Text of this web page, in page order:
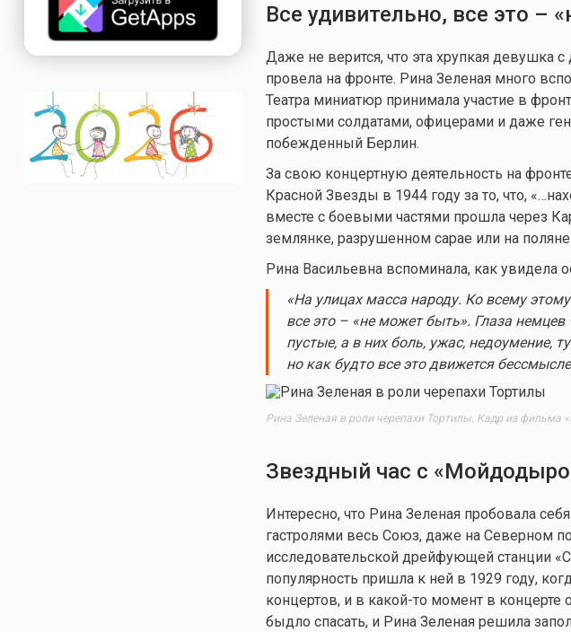
Все удивительно, все это –
Даже не верится, что эта хрупкая девушка
провела на фронте. Рина Зеленая много
Театра миниатюр принимала участие в
простыми солдатами, офицерами и даже
побежденный Берлин.
За свою концертную деятельность на
Красной Звезды в 1944 году за то, что,
вместе с боевыми частями прошла через
землянке, разрушенном сарае или на
Рина Васильевна вспоминала, как увидела
«На улицах масса народу. Ко всему
все это – «не может быть». Глаза
пустые, а в них боль, ужас, недоумение,
но как будто все это движется
Рина Зеленая в роли черепахи Тортилы. Кадр из фильма
Звездный час с «
Интересно, что Рина Зеленая пробовала
гастролями весь Союз, даже на Северном
исследовательской дрейфующей станции
популярность пришла к ней в 1929 году,
концертов, и в какой-то момент в концерте
быдло спасать, и Рина Зеленая решила